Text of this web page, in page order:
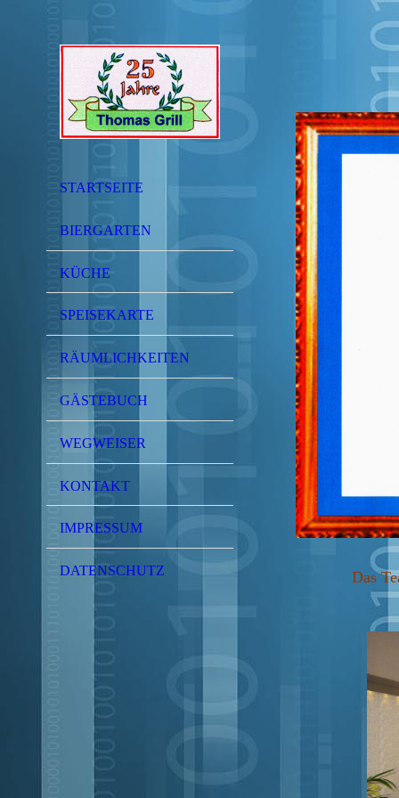
STARTSEITE
BIERGARTEN
KÜCHE
SPEISEKARTE
RÄUMLICHKEITEN
GÄSTEBUCH
WEGWEISER
KONTAKT
IMPRESSUM
DATENSCHUTZ Das